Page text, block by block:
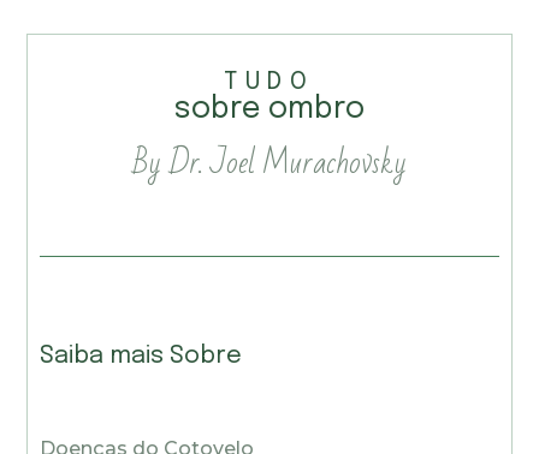
TUDO
sobre ombro
By Dr. Joel Murachovsky
Saiba mais Sobre
Doenças do Cotovelo